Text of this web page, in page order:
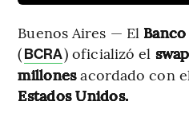
Buenos Aires — El
(BCRA) oficializó el
millonesacordado con
Estados Unidos.